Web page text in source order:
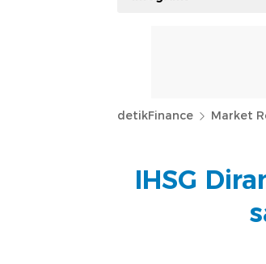
detikFinance Market
IHSG